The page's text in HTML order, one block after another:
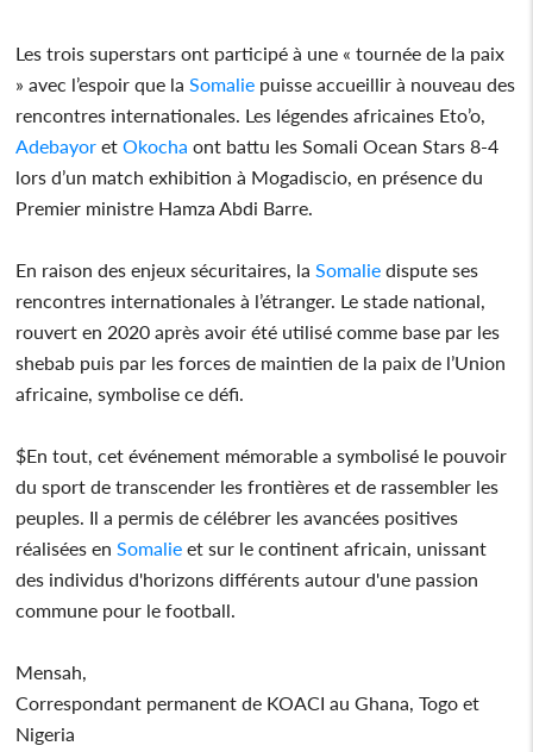
Les trois superstars ont participé à une « tournée de la paix
» avec l’espoir que la Somalie puisse accueillir à nouveau des
rencontres internationales. Les légendes africaines Eto’o,
Adebayor etOkocha ont battu les Somali Ocean Stars 8-4
lors d’un match exhibition à Mogadiscio, en présence du
Premier ministre Hamza Abdi Barre.
En raison des enjeux sécuritaires, la Somalie dispute ses
rencontres internationales à l’étranger. Le stade national,
rouvert en 2020 après avoir été utilisé comme base par les
shebab puis par les forces de maintien de la paix de l’Union
africaine, symbolise ce défi.
$En tout, cet événement mémorable a symbolisé le pouvoir
du sport de transcender les frontières et de rassembler les
peuples. Il a permis de célébrer les avancées positives
réalisées en Somalie et sur le continent africain, unissant
des individus d'horizons différents autour d'une passion
commune pour le football.
Mensah,
Correspondant permanent de KOACI au Ghana, Togo et
Nigeria